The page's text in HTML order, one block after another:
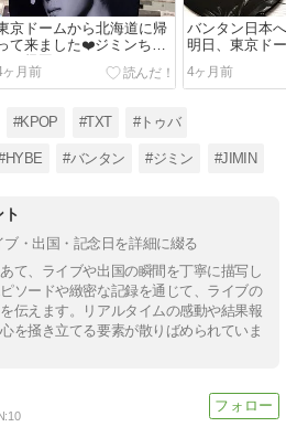
京ドームから北海道に帰
て来ました❤️ジミンちゃ
んも帰国
ヶ月前
バンタン日本
明日、東京ド
ます ✈️
4ヶ月前
#KPOP #TXT #トゥバ
#バンタン #ジミン #JIMIN
ト
ブ・出国・記念日を詳細に綴る
て、ライブや出国の瞬間を丁寧に描写し
ソードや緻密な記録を通じて、ライブの
伝えます。リアルタイムの感動や結果報
を掻き立てる要素が散りばめられていま
10